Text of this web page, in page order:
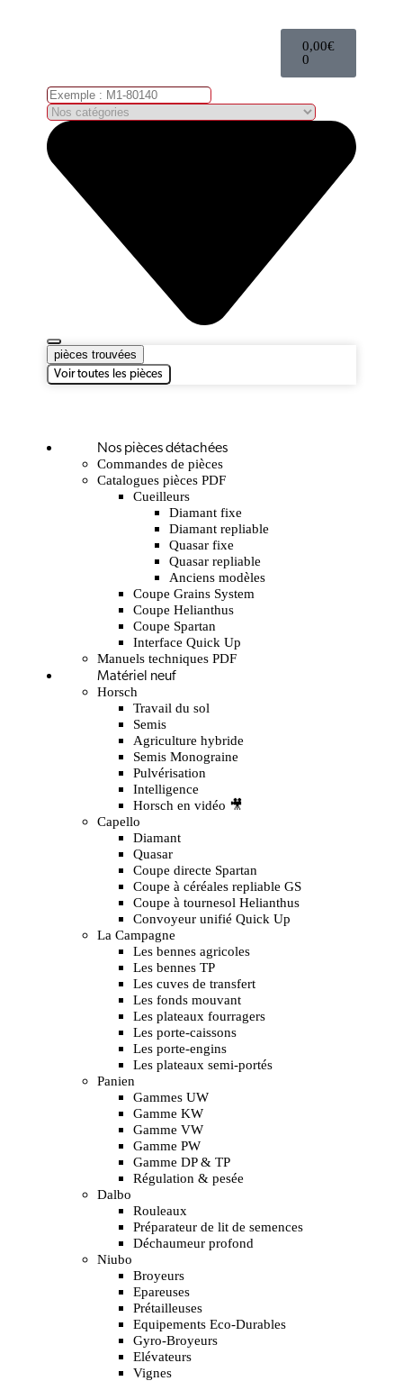
0,00€
0
pièces trouvées
Voir toutes les pièces
Nos pièces détachées
Commandes de pièces
Catalogues pièces PDF
Cueilleurs
Diamant fixe
Diamant repliable
Quasar fixe
Quasar repliable
Anciens modèles
Coupe Grains System
Coupe Helianthus
Coupe Spartan
Interface Quick Up
Manuels techniques PDF
Matériel neuf
Horsch
Travail du sol
Semis
Agriculture hybride
Semis Monograine
Pulvérisation
Intelligence
Horsch en vidéo 🎥
Capello
Diamant
Quasar
Coupe directe Spartan
Coupe à céréales repliable GS
Coupe à tournesol Helianthus
Convoyeur unifié Quick Up
La Campagne
Les bennes agricoles
Les bennes TP
Les cuves de transfert
Les fonds mouvant
Les plateaux fourragers
Les porte-caissons
Les porte-engins
Les plateaux semi-portés
Panien
Gammes UW
Gamme KW
Gamme VW
Gamme PW
Gamme DP & TP
Régulation & pesée
Dalbo
Rouleaux
Préparateur de lit de semences
Déchaumeur profond
Niubo
Broyeurs
Epareuses
Prétailleuses
Equipements Eco-Durables
Gyro-Broyeurs
Elévateurs
Vignes